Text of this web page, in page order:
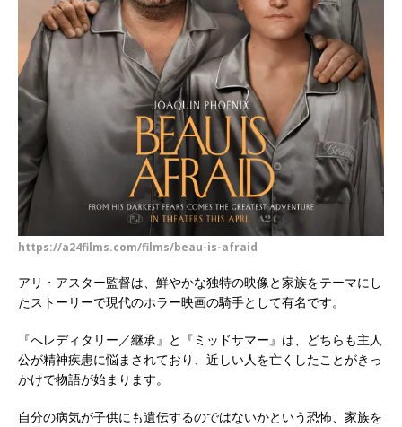
https://a24films.com/films/beau-is-afraid
アリ・アスター監督は、鮮やかな独特の映像と家族をテーマにし
たストーリーで現代のホラー映画の騎手として有名です。
『へレディタリー／継承』と『ミッドサマー』は、どちらも主人
公が精神疾患に悩まされており、近しい人を亡くしたことがきっ
かけで物語が始まります。
自分の病気が子供にも遺伝するのではないかという恐怖、家族を